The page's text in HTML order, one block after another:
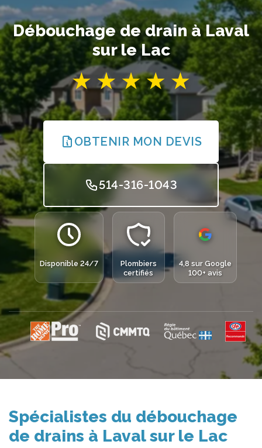
Débouchage de drain à Laval
sur le Lac
OBTENIR MON DEVIS
514-316-1043
Disponible 24/7
Plombiers
certifiés
4,8 sur Google
100+ avis
Spécialistes du débouchage
de drains à Laval sur le Lac